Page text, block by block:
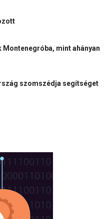
Montenegróba, mint ahányan
szomszédja segítséget